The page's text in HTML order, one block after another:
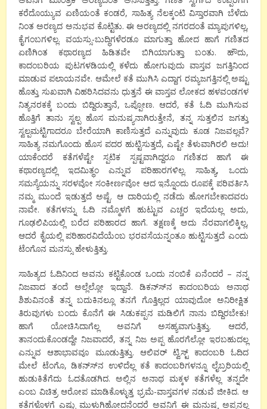
ಕರೆದೊಯ್ಯುವ ಏಣಿಯಂತೆ ಕಂಡರೆ, ಸಾಹಿತ್ಯ ನೆಲಕ್ಕಂಟಿ ವಿಸ್ತಾರವಾಗಿ ಬೆಳೆದು
ನಿಂತ ಅರಣ್ಯದ ಅನುಭವ ಕೊಟ್ಟಿತು. ಈ ಅರಣ್ಯದಲ್ಲಿ ನಗರದಂತೆ ಮ್ಯಾಪುಗಳಿಲ್ಲ,
ಕೈಗಂಬಗಳಿಲ್ಲ. ವಯಸ್ಸು-ಬುದ್ಧಿಗಳೆರಡೂ ಮಾಗುತ್ತಾ ಹೋದ ಹಾಗೆ ಗಣಿತದ
ಏಣಿಗಿಂತ ಕಥಾರಣ್ಯದ ಹಿಡಿತವೇ ಬಿಗಿಯಾಗುತ್ತಾ ಬಂತು. ಹೌದು,
ಕಾದಂಬರಿಯ ಪುಟಗಳಡಿಯಲ್ಲಿ ಕಳೆದು ಹೋಗುವುದು ವಾಸ್ತವ ಜಗತ್ತಿನಿಂದ
ಮಾಡುವ ಪಲಾಯನವೇ. ಆಮೇಲೆ ಕತೆ ಮುಗಿಸಿ ಎದ್ದಾಗ ರಮ್ಯಜಗತ್ತಿನಲ್ಲಿ ಅಷ್ಟು
ಹೊತ್ತು ಸುಖವಾಗಿ ವಿಹರಿಸಿದವನು ಧುತ್ತನೆ ಈ ವಾಸ್ತವ ಲೋಕದ ಹಳವಂಡಗಳ
ನಿತ್ಯನರಕಕ್ಕೆ ಬಂದು ಬಿದ್ದಿರುತ್ತಾನೆ, ಒಪ್ಪೋಣ. ಆದರೆ, ಕತೆ ಓದಿ ಮುಗಿಸುವ
ಹೊತ್ತಿಗೆ ತಾನು ಸ್ವಲ್ಪ ಹೊಸ ಮನುಷ್ಯನಾಗಿರುತ್ತೇನೆ, ತನ್ನ ಸುತ್ತಲಿನ ಜಗತ್ತು
ಸ್ವಲ್ಪಮಟ್ಟಿಗಾದರೂ ಬೇರೆಯಾಗಿ ಕಾಣಿಸುತ್ತದೆ ಎನ್ನುವುದು ಕೂಡ ನಿಜವಲ್ಲವೆ?
ಸಾಹಿತ್ಯ ನಮಗೊಂದು ಹೊಸ ಪದರ ಹುಟ್ಟಿಸುತ್ತದೆ, ಎಷ್ಟೇ ತೆಳುವಾಗಿರಲಿ ಅದು!
ಯಾಕೆಂದರೆ ಕತೆಗಳೆಷ್ಟೇ ಸ್ಪಟಿಕ ಸ್ಪಷ್ಟವಾಗಿದ್ದರೂ ಗಣಿತದ ಹಾಗೆ ಈ
ಕಥಾರಣ್ಯದಲ್ಲಿ ಇದಮಿತ್ಥಂ ಎನ್ನುವ ಪರಿಹಾರಗಳಿಲ್ಲ. ಸಾಹಿತ್ಯ, ಒಂದು
ಸಮಸ್ಯೆಯನ್ನು ಸರಳವೋ ಸಂಕೀರ್ಣವೋ ಆದ ಇನ್ನೊಂದು ರೂಪಕ್ಕೆ ಪರಿವರ್ತಿಸಿ
ನಮ್ಮ ಮುಂದೆ ಇಡುತ್ತದೆ ಅಷ್ಟೆ. ಆ ದಾರಿಯಲ್ಲಿ ನಡೆದು ಹೋಗಬೇಕಾದವರು
ನಾವೇ. ಕತೆಗಳನ್ನು ಓದಿ ನಮ್ಮೊಳಗೆ ಹುಟ್ಟುವ ಎಚ್ಚರ ಇದೆಯಲ್ಲ ಅದು,
ಗೂಢಲಿಪಿಯಲ್ಲಿ ಬರೆದ ಪರಿಹಾರದ ಹಾಗೆ. ತಕ್ಷಣಕ್ಕೆ ಅದು ನೆರವಾಗಲಿಕ್ಕಿಲ್ಲ,
ಆದರೆ ಕೈಯಲ್ಲಿ ಪರಿಹಾರವಿದೆಯೆಂಬ ಭರವಸೆಯನ್ನಂತೂ ಹುಟ್ಟಿಸುತ್ತದೆ ಎಂದು
ಟೆಂಗೊನ ಮನಸ್ಸು ಹೇಳುತ್ತಿತ್ತು.
ಸಾಹಿತ್ಯದ ಓದಿನಿಂದ ಅವನು ಕಟ್ಟಿಕೊಂಡ ಒಂದು ನಂಬಿಕೆ ಏನೆಂದರೆ – ನನ್ನ
ನಿಜವಾದ ತಂದೆ ಅಲ್ಲೆಲ್ಲೋ ಇದ್ದಾನೆ. ಡಿಕನ್ಸ್‍ನ ಕಾದಂಬರಿಯ ಅನಾಥ
ಶಿಶುವಿನಂತೆ ತನ್ನ ಬದುಕಿನಲ್ಲೂ ತನಗೆ ಗೊತ್ತಿಲ್ಲದ ಯಾವುದೋ ಅನಿರೀಕ್ಷಿತ
ತಿರುವುಗಳು ಬಂದು ಕೊನೆಗೆ ಈ ಸಿಡುಕಪ್ಪನ ಮಡಿಲಿಗೆ ನಾನು ಬಿದ್ದಿರಬೇಕು!
ಹಾಗೆ ಯೋಚಿಸಿದಾಗೆಲ್ಲ ಅವನಿಗೆ ಅಸಹ್ಯವಾಗುತ್ತಿತ್ತು. ಆದರೆ,
ತಾನಂದುಕೊಂಡದ್ದೇ ನಿಜವಾದರೆ, ತನ್ನ ನಿಜ ಅಪ್ಪ ಹೊರಗೆಲ್ಲೋ ಇರಬಹುದಲ್ಲ
ಎನ್ನುವ ಆಶಾಭಾವವೂ ಮೂಡುತ್ತಿತ್ತು. ಆಲಿವರ್ ಟ್ವಿಸ್ಟ್ ಕಾದಂಬರಿ ಓದಿದ
ಮೇಲೆ ಟೆಂಗೊ, ಡಿಕನ್ಸ್‍ನ ಉಳಿದೆಲ್ಲ ಕತೆ ಕಾದಂಬರಿಗಳನ್ನೂ ಲೈಬ್ರರಿಯಲ್ಲಿ
ಹುಡುಕಿತೆಗೆದು ಓದತೊಡಗಿದ. ಅಲ್ಲಿನ ಅನಾಥ ಮಕ್ಕಳ ಕತೆಗಳೆಲ್ಲ ತನ್ನದೇ
ಎಂಬ ವಿಚಿತ್ರ ಆರೋಪ ಮಾಡಿಕೊಳ್ಳುತ್ತ ಭ್ರಮೆ-ವಾಸ್ತವಗಳ ನಡುವೆ ಜೀಕಿದ. ಆ
ಕತೆಗಳೊಳಗೆ ಎಷ್ಟು ಮುಳುಗಿಹೋದನೆಂದರೆ ಅವನಿಗೆ ಈ ಮನುಷ್ಯ ಅಪ್ಪನಲ್ಲ